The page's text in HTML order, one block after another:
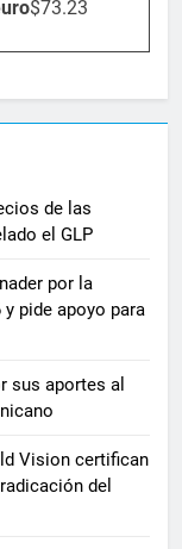
$73.23
de las
el GLP
por la
pide apoyo para
sus aportes al
Vision certifican
del